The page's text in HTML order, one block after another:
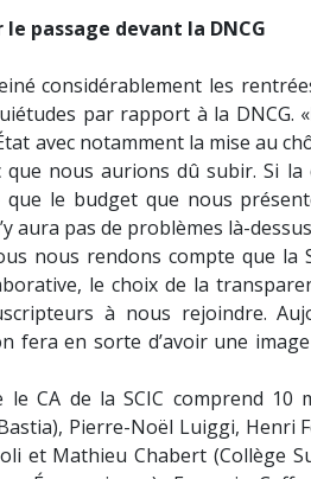
passage devant la DNCG
considérablement les
par rapport à la
avec notamment la mise au
que nous aurions dû subir. Si
le budget que nous
aura pas de problèmes là-
nous rendons compte que la
le choix de la
à nous rejoindre.
fera en sorte d’avoir une
le CA de la SCIC comprend
Pierre-Noël Luiggi, Henri
et Mathieu Chabert (Collège